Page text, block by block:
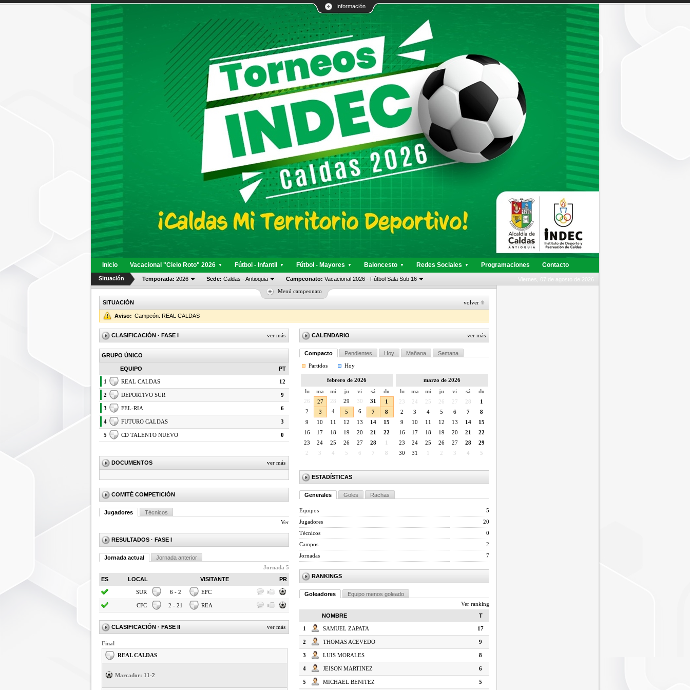
Información
Inicio Vacacional "Cielo Roto" 2026 ▼ Fútbol - Infantil ▼ Fútbol - Mayores ▼ Baloncesto ▼ Redes Sociales ▼ Programaciones Contacto
Viernes, 07 de agosto de 2026
Situación Temporada: 2026 Sede: Caldas - Antioquia Campeonato: Vacacional 2026 - Fútbol Sala Sub 16
Menú campeonato
SITUACIÓN
volver
Aviso: Campeón: REAL CALDAS
CLASIFICACIÓN · FASE I ver más
GRUPO ÚNICO
EQUIPO PT
1 REAL CALDAS 12
2 DEPORTIVO SUR 9
3 FEL-RIA 6
4 FUTURO CALDAS 3
5 CD TALENTO NUEVO 0
DOCUMENTOS ver más
COMITÉ COMPETICIÓN
Jugadores
Técnicos
Ver
RESULTADOS · FASE I
Jornada actual
Jornada anterior
Jornada 5
ES
LOCAL VISITANTE PR
SUR 6 - 2 EFC
CFC 2 - 21 REA
CLASIFICACIÓN · FASE II ver más
Final
REAL CALDAS
Marcador: 11-2
CALENDARIO ver más
Compacto Pendientes Hoy Mañana
Semana
Partidos
Hoy
febrero de 2026
lu
ma mi ju vi sá
do
26
27 28 29 30 31
1
2
3 4 5 6 7
8
9
10 11 12 13 14
15
16
17 18 19 20 21
22
23
24 25 26 27 28
2
3 4 5 6 7 8
marzo de 2026
lu
ma mi ju vi sá
do
23
24 25 26 27 28
1
2
3 4 5 6 7
8
9
10 11 12 13 14
15
16
17 18 19 20 21
22
23
24 25 26 27 28
29
30
31 2 3 4 5
ESTADÍSTICAS
Generales Goles Rachas
Equipos
5
Jugadores
20
Técnicos
0
Campos
2
Jornadas
7
RANKINGS
Goleadores
Equipo menos goleado
Ver ranking
NOMBRE
T
1 SAMUEL ZAPATA 17
2 THOMAS ACEVEDO 9
3 LUIS MORALES 8
4 JEISON MARTINEZ 6
5 MICHAEL BENITEZ 5